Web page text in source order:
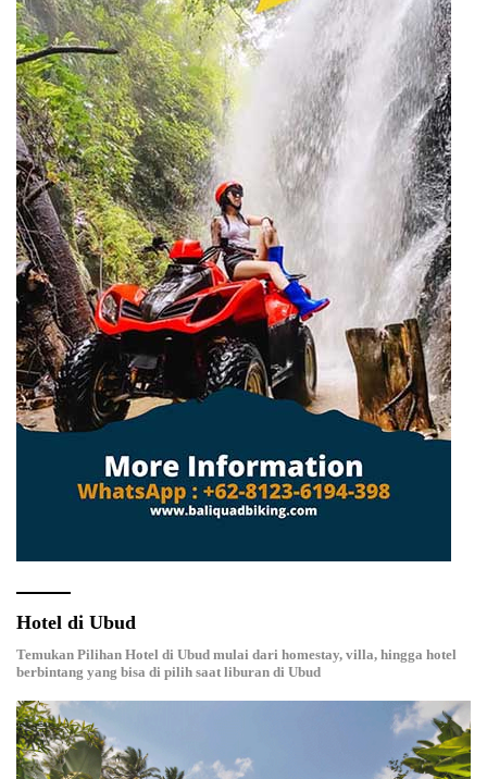
Hotel di Ubud
Temukan Pilihan Hotel di Ubud mulai dari homestay, villa, hingga hotel
berbintang yang bisa di pilih saat liburan di Ubud